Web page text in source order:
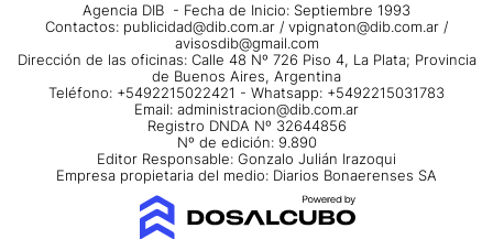
Agencia DIB - Fecha de Inicio: Septiembre 1993
Contactos: publicidad@dib.com.ar / vpignaton@dib.com.ar /
avisosdib@gmail.com
Dirección de las oficinas: Calle 48 Nº 726 Piso 4, La Plata; Provincia
de Buenos Aires, Argentina
Teléfono: +5492215022421 - Whatsapp: +5492215031783
Email: administracion@dib.com.ar
Registro DNDA Nº 32644856
Nº de edición: 9.890
Editor Responsable: Gonzalo Julián Irazoqui
Empresa propietaria del medio: Diarios Bonaerenses SA